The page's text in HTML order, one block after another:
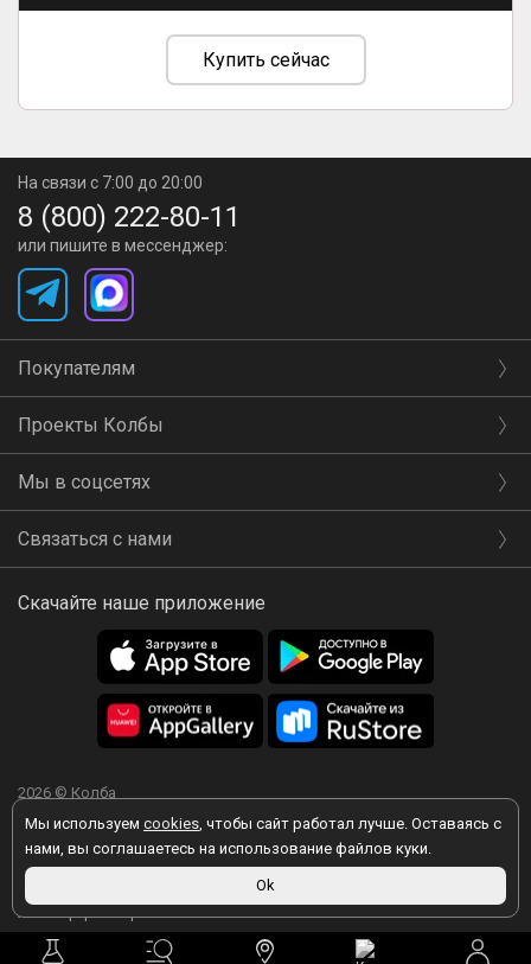
Купить сейчас
Мы используем cookies, чтобы сайт работал лучше. Оставаясь с
нами, вы соглашаетесь на использование файлов куки.
Ok
На связи с 7:00 до 20:00
8 (800) 222-80-11
или пишите в мессенджер:
Покупателям
Проекты Колбы
Мы в соцсетях
Связаться с нами
Скачайте наше приложение
2026 © Колба
Вы принимаете условия политики в отношении обработки
персональных данных
любой форме обратной связи на сайте kolba.ru.